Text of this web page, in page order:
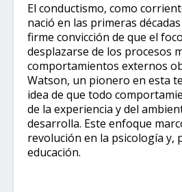
El conductismo, como
nació en las primeras
firme convicción de que el
desplazarse de los procesos
comportamientos externos
Watson, un pionero en esta
idea de que todo
de la experiencia y del
desarrolla. Este enfoque
revolución en la psicología y,
educación.